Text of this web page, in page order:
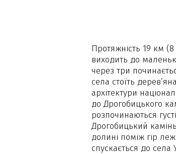
Протяжність 19 км
виходить до
через три
села стоїть
архітектури
до Дрогобицького
розпочинаються
Дрогобицький
долині поміж гір
спускається до села